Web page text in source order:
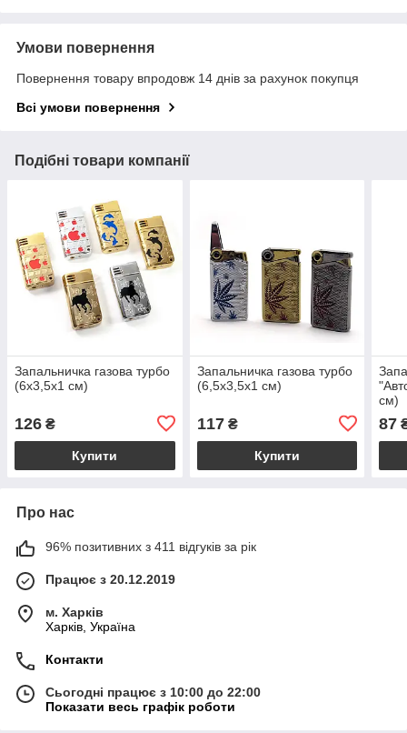
Умови повернення
Повернення товару впродовж 14 днів за рахунок покупця
Всі умови повернення
Подібні товари компанії
Запальничка газова турбо
(6х3,5х1 см)
126 ₴
Купити
Запальничка газова турбо
(6,5х3,5х1 см)
117₴
Купити
см)
87
Про нас
96% позитивних з 411 відгуків за рік
Працює з 20.12.2019
м. Харків
Харків, Україна
Контакти
Сьогодні працює з 10:00 до 22:00
Показати весь графік роботи